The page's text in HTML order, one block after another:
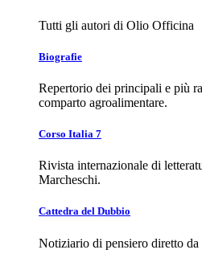
Tutti gli autori di Olio Officina
Biografie
Repertorio dei principali e più
comparto agroalimentare.
Corso Italia 7
Rivista internazionale di
Marcheschi.
Cattedra del Dubbio
Notiziario di pensiero diretto da